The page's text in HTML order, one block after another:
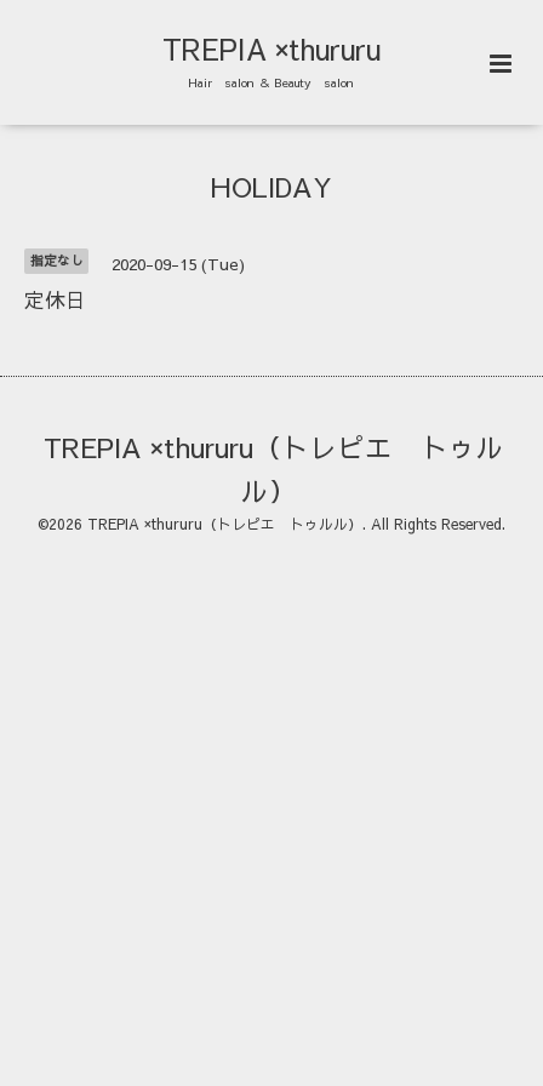
TREPIA ×thururu
Hair salon ＆ Beauty salon
HOLIDAY
指定なし 2020-09-15 (Tue)
定休日
TREPIA ×thururu（トレピエ トゥル
ル）
©2026 TREPIA ×thururu（トレピエ トゥルル） . All Rights Reserved.